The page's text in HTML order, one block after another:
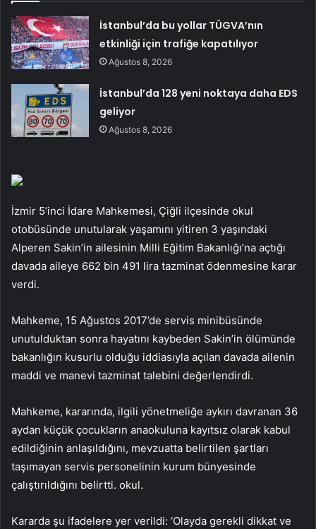
İstanbul’da bu yollar TÜGVA’nın
etkinliği için trafiğe kapatılıyor
Ağustos 8, 2026
İstanbul’da 128 yeni noktaya daha EDS
geliyor
Ağustos 8, 2026
İzmir 5’inci İdare Mahkemesi, Çiğli ilçesinde okul
otobüsünde unutularak yaşamını yitiren 3 yaşındaki
Alperen Sakin’in ailesinin Milli Eğitim Bakanlığı’na açtığı
davada aileye 662 bin 491 lira tazminat ödenmesine karar
verdi.
Mahkeme, 15 Ağustos 2017’de servis minibüsünde
unutulduktan sonra hayatını kaybeden Sakin’in ölümünde
bakanlığın kusurlu olduğu iddiasıyla açılan davada ailenin
maddi ve manevi tazminat talebini değerlendirdi.
Mahkeme, kararında, ilgili yönetmeliğe aykırı davranan 36
aydan küçük çocukların anaokuluna kayıtsız olarak kabul
edildiğinin anlaşıldığını, mevzuatta belirtilen şartları
taşımayan servis personelinin kurum bünyesinde
çalıştırıldığını belirtti. okul.
Kararda şu ifadelere yer verildi: ‘Olayda gerekli dikkat ve